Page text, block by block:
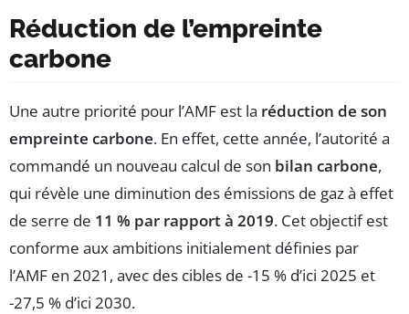
Réduction de l’empreinte
carbone
Une autre priorité pour l’AMF est la réduction de son
empreinte carbone. En effet, cette année, l’autorité a
commandé un nouveau calcul de son bilan carbone,
qui révèle une diminution des émissions de gaz à effet
de serre de 11 % par rapport à 2019. Cet objectif est
conforme aux ambitions initialement définies par
l’AMF en 2021, avec des cibles de -15 % d’ici 2025 et
-27,5 % d’ici 2030.